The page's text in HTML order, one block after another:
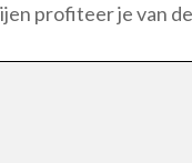
profiteer je van